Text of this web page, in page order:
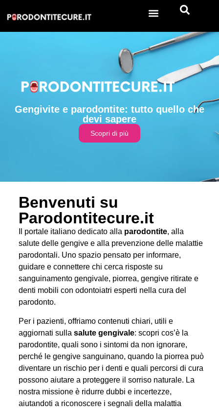
Gengivite e parodontite: tutto quello che
devi sapere
Scopri di più
Benvenuti su
Parodontitecure.it
Il portale italiano dedicato alla parodontite, alla
salute delle gengive e alla prevenzione delle malattie
parodontali. Uno spazio pensato per informare,
guidare e connettere chi cerca risposte su
sanguinamento gengivale, piorrea, gengive ritirate e
denti mobili con odontoiatri esperti nella cura del
parodonto.
Per i pazienti, offriamo contenuti chiari, utili e
aggiornati sullasalute gengivale: scopri cos’è la
parodontite, quali sono i sintomi da non ignorare,
perché le gengive sanguinano, quando la piorrea può
diventare un rischio per i denti e quali percorsi di cura
possono aiutare a proteggere il sorriso naturale. La
nostra missione è ridurre dubbi e incertezze,
aiutandoti a riconoscere i segnali della malattia